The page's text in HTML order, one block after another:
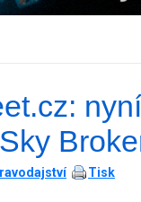
Tisk